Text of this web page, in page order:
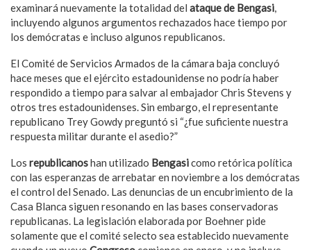
examinará nuevamente la totalidad del ataque de Bengasi,
incluyendo algunos argumentos rechazados hace tiempo por
los demócratas e incluso algunos republicanos.
El Comité de Servicios Armados de la cámara baja concluyó
hace meses que el ejército estadounidense no podría haber
respondido a tiempo para salvar al embajador Chris Stevens y
otros tres estadounidenses. Sin embargo, el representante
republicano Trey Gowdy preguntó si “¿fue suficiente nuestra
respuesta militar durante el asedio?”
Los republicanoshan utilizado Bengasicomo retórica política
con las esperanzas de arrebatar en noviembre a los demócratas
el control del Senado. Las denuncias de un encubrimiento de la
Casa Blanca siguen resonando en las bases conservadoras
republicanas. La legislación elaborada por Boehner pide
solamente que el comité selecto sea establecido nuevamente